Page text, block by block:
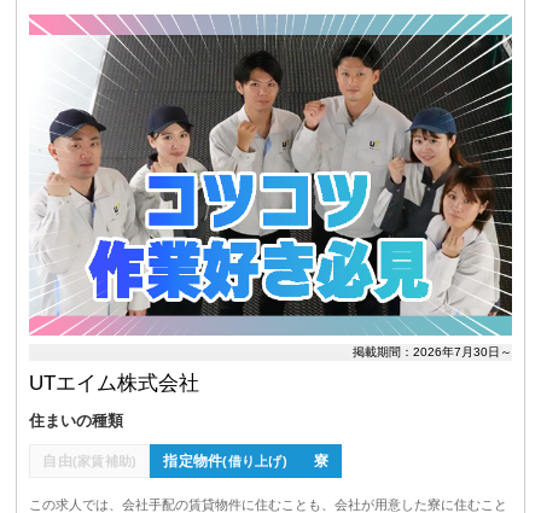
掲載期間：2026年7月30日～
UTエイム株式会社
住まいの種類
自由(家賃補助) 指定物件(借り上げ) 寮
この求人では、会社手配の賃貸物件に住むことも、会社が用意した寮に住むこと